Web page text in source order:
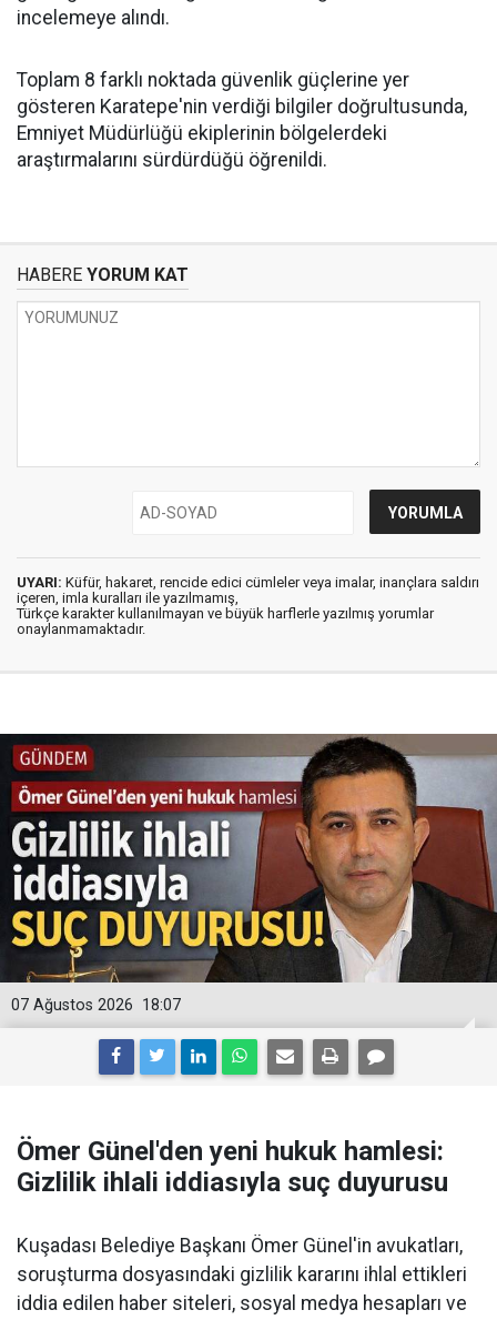
incelemeye alındı.
Toplam 8 farklı noktada güvenlik güçlerine yer
gösteren Karatepe'nin verdiği bilgiler doğrultusunda,
Emniyet Müdürlüğü ekiplerinin bölgelerdeki
araştırmalarını sürdürdüğü öğrenildi.
HABERE YORUM KAT
UYARI: Küfür, hakaret, rencide edici cümleler veya imalar, inançlara saldırı
içeren, imla kuralları ile yazılmamış,
Türkçe karakter kullanılmayan ve büyük harflerle yazılmış yorumlar
onaylanmamaktadır.
18:07
07 Ağustos 2026
Ömer Günel'den yeni hukuk hamlesi:
Gizlilik ihlali iddiasıyla suç duyurusu
Kuşadası Belediye Başkanı Ömer Günel'in avukatları,
soruşturma dosyasındaki gizlilik kararını ihlal ettikleri
iddia edilen haber siteleri, sosyal medya hesapları ve